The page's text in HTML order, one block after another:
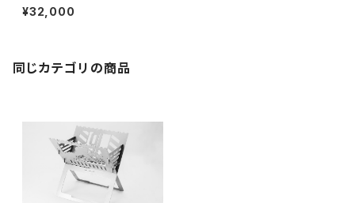
¥32,000
同じカテゴリの商品